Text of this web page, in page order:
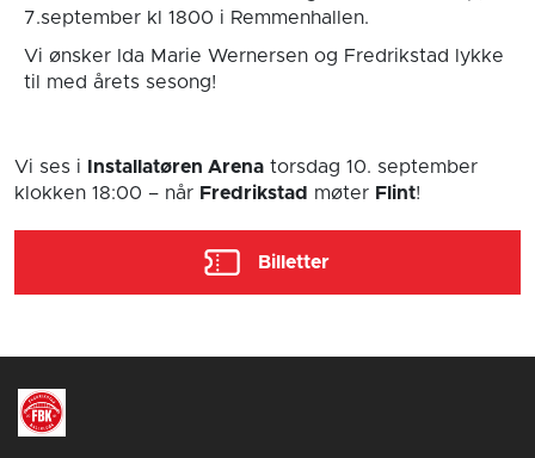
7.september kl 1800 i Remmenhallen.
Vi ønsker Ida Marie Wernersen og Fredrikstad lykke
til med årets sesong!
Vi ses i Installatøren Arena torsdag 10. september
klokken 18:00 – når Fredrikstad møter Flint!
Billetter